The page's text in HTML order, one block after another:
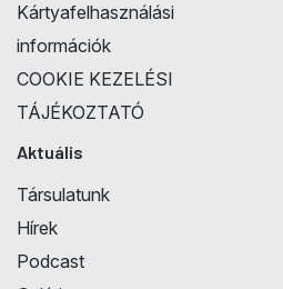
Kártyafelhasználási
információk
COOKIE KEZELÉSI
TÁJÉKOZTATÓ
Aktuális
Társulatunk
Hírek
Podcast